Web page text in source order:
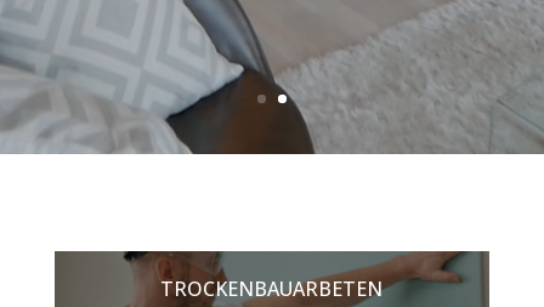
TROCKENBAUARBETEN